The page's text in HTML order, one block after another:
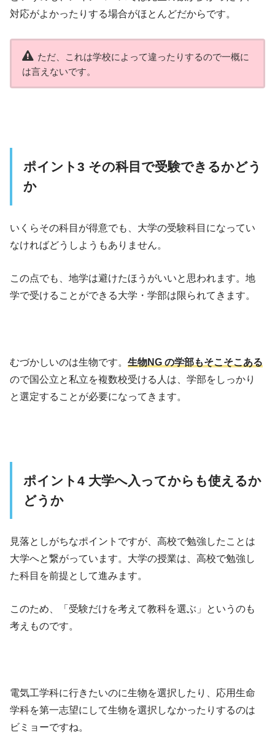
対応がよかったりする場合がほとんどだからです。
ただ、これは学校によって違ったりするので一概に
は言えないです。
ポイント3 その科目で受験できるかどう
か
いくらその科目が得意でも、大学の受験科目になってい
なければどうしようもありません。
この点でも、地学は避けたほうがいいと思われます。地
学で受けることができる大学・学部は限られてきます。
むづかしいのは生物です。生物NG の学部もそこそこある
ので国公立と私立を複数校受ける人は、学部をしっかり
と選定することが必要になってきます。
ポイント4 大学へ入ってからも使えるか
どうか
見落としがちなポイントですが、高校で勉強したことは
大学へと繋がっています。大学の授業は、高校で勉強し
た科目を前提として進みます。
このため、「受験だけを考えて教科を選ぶ」というのも
考えものです。
電気工学科に行きたいのに生物を選択したり、応用生命
学科を第一志望にして生物を選択しなかったりするのは
ビミョーですね。